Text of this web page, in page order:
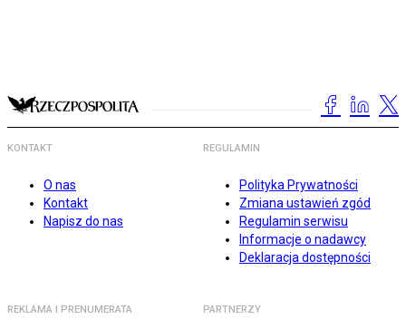
KONTAKT
O nas
Kontakt
Napisz do nas
REGULAMIN
Polityka Prywatności
Zmiana ustawień zgód
Regulamin serwisu
Informacje o nadawcy
Deklaracja dostępności
REKLAMA I PRENUMERATA PARTNERZY